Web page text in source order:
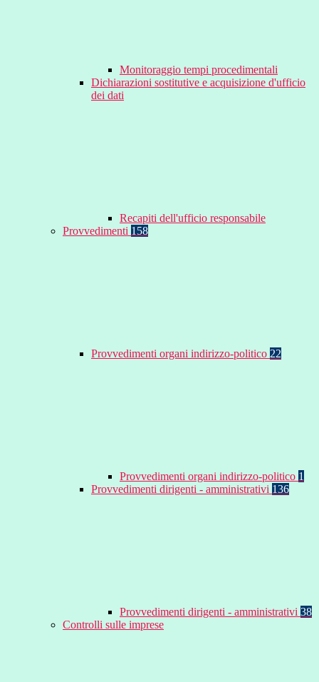
Monitoraggio tempi procedimentali
Dichiarazioni sostitutive e acquisizione d'ufficio
dei dati
Recapiti dell'ufficio responsabile
Provvedimenti 158
Provvedimenti organi indirizzo-politico 22
Provvedimenti organi indirizzo-politico 1
Provvedimenti dirigenti - amministrativi 136
Provvedimenti dirigenti - amministrativi 38
Controlli sulle imprese